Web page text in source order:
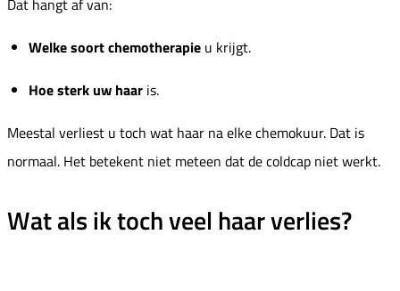
Welke soort chemotherapie u krijgt.
Hoe sterk uw haar is.
Meestal verliest u toch wat haar na elke chemokuur. Dat is
normaal. Het betekent niet meteen dat de coldcap niet werkt.
Wat als ik toch veel haar verlies?